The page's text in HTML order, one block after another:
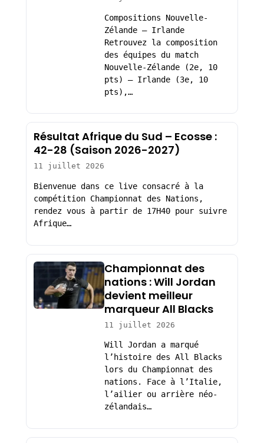
Compositions Nouvelle-
Zélande – Irlande
Retrouvez la composition
des équipes du match
Nouvelle-Zélande (2e, 10
pts) – Irlande (3e, 10
pts),…
Résultat Afrique du Sud – Ecosse :
42-28 (Saison 2026-2027)
11 juillet 2026
Bienvenue dans ce live consacré à la
compétition Championnat des Nations,
rendez vous à partir de 17H40 pour suivre
Afrique…
Championnat des
nations : Will Jordan
devient meilleur
marqueur All Blacks
11 juillet 2026
Will Jordan a marqué
l’histoire des All Blacks
lors du Championnat des
nations. Face à l’Italie,
l’ailier ou arrière néo-
zélandais…